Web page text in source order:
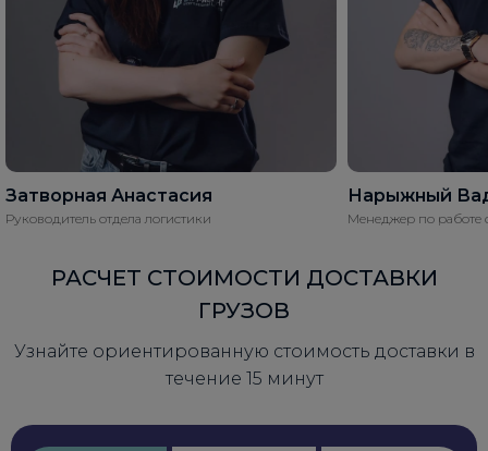
Затворная Анастасия
Руководитель отдела логистики
Нарыжный
Менеджер по работе
РАСЧЕТ СТОИМОСТИ ДОСТАВКИ
ГРУЗОВ
Узнайте ориентированную стоимость доставки в
течение 15 минут